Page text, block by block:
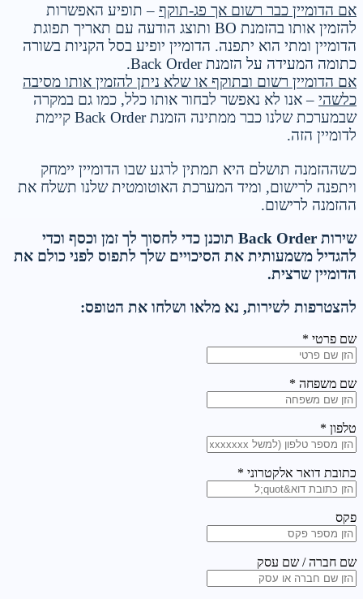
אם הדומיין כבר רשום אך פג-תוקף– תופיע האפשרות
להזמין אותו בהזמנת BO ותוצג הודעה עם תאריך תפוגת
הדומיין ומתי הוא יתפנה. הדומיין יופיע בסל הקניות בשורה
כתומה המעידה על הזמנת Back Order.
אם הדומיין רשום ובתוקף או שלא ניתן להזמין אותו מסיבה
כלשהי– אנו לא נאפשר לבחור אותו כלל, כמו גם במקרה
שבמערכת שלנו כבר ממתינה הזמנת Back Order קיימת
לדומיין הזה.
כשההזמנה תושלם היא תמתין לרגע שבו הדומיין יימחק
ויתפנה לרישום, ומיד המערכת האוטומטית שלנו תשלח את
ההזמנה לרישום.
שירות Back Order תוכנן כדי לחסוך לך זמן וכסף וכדי
להגדיל משמעותית את הסיכויים שלך לתפוס לפני כולם את
הדומיין שרצית.
להצטרפות לשירות, נא מלאו ושלחו את הטופס:
שם פרטי *
שם משפחה *
טלפון *
כתובת דואר אלקטרוני *
פקס
שם חברה / שם עסק